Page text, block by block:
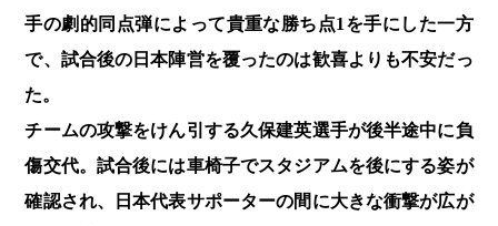
手の劇的同点弾によって貴重な勝ち点1を手にした一方
で、試合後の日本陣営を覆ったのは歓喜よりも不安だっ
た。
チームの攻撃をけん引する久保建英選手が後半途中に負
傷交代。試合後には車椅子でスタジアムを後にする姿が
確認され、日本代表サポーターの間に大きな衝撃が広が